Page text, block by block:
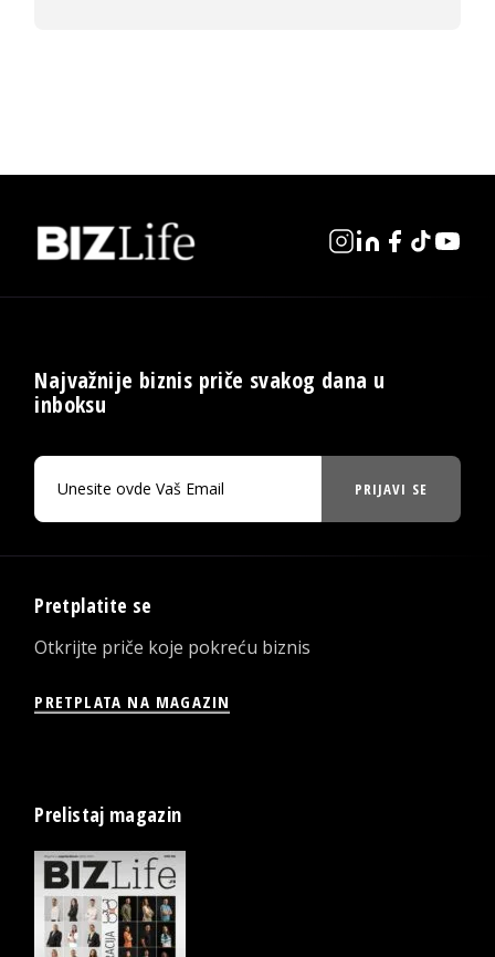
Najvažnije biznis priče svakog dana u
inboksu
PRIJAVI SE
Pretplatite se
Otkrijte priče koje pokreću biznis
PRETPLATA NA MAGAZIN
Prelistaj magazin